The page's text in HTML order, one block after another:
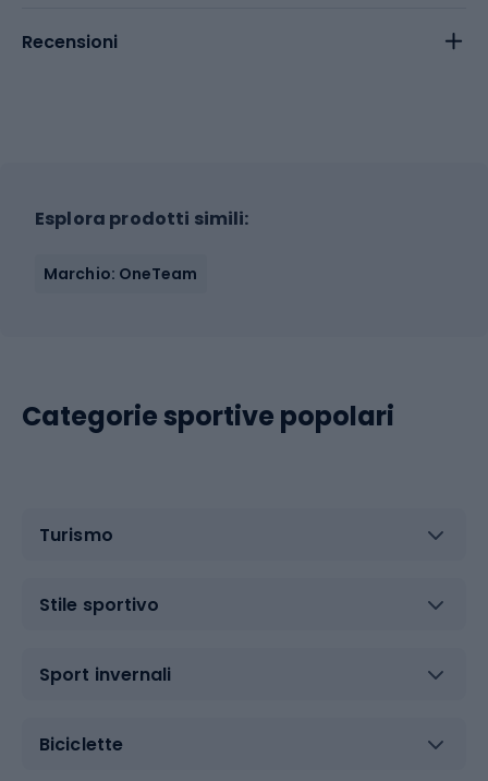
Recensioni
Esplora prodotti simili:
Marchio: OneTeam
Categorie sportive popolari
Turismo
Stile sportivo
Sport invernali
Biciclette